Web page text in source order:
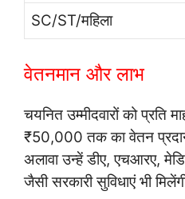
SC/ST/महिला
वेतनमान और लाभ
चयनित उम्मीदवारों को
₹50,000 तक का वेतन
अलावा उन्हें डीए, एचआरए,
जैसी सरकारी सुविधाएं भी